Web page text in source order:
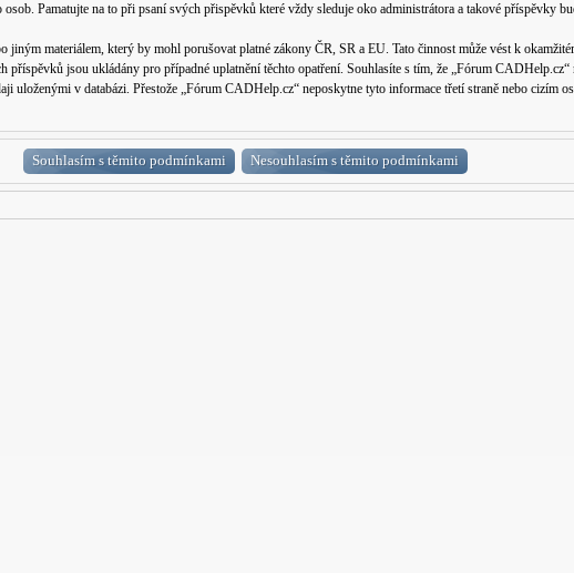
Pamatujte na to při psaní svých přispěvků které vždy sleduje oko administrátora a takové příspěvky
materiálem, který by mohl porušovat platné zákony ČR, SR a EU. Tato činnost může vést k
jsou ukládány pro případné uplatnění těchto opatření. Souhlasíte s tím, že „Fórum
uloženými v databázi. Přestože „Fórum CADHelp.cz“ neposkytne tyto informace třetí straně nebo cizím